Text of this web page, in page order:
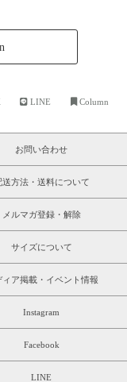
LINE Column
お問い合わせ
送方法・送料について
メルマガ登録・解除
サイズについて
ィア掲載・イベント情報
Instagram
Facebook
LINE